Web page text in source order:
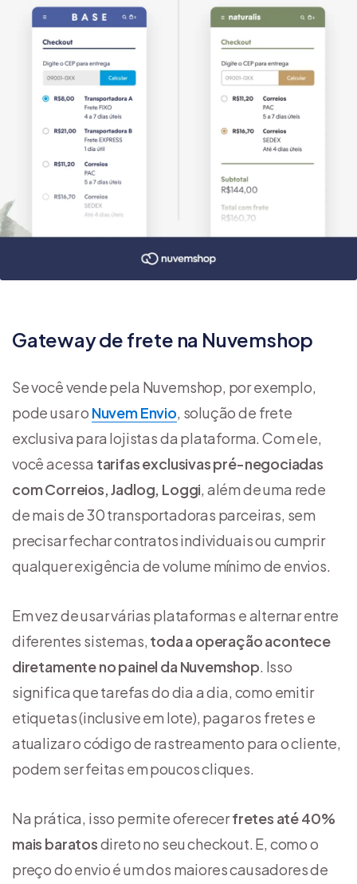
Gateway de frete na Nuvemshop
Se você vende pela Nuvemshop, por exemplo,
pode usar o Nuvem Envio, solução de frete
exclusiva para lojistas da plataforma. Com ele,
você acessa tarifas exclusivas pré-negociadas
com Correios, Jadlog, Loggi, além de uma rede
de mais de 30 transportadoras parceiras, sem
precisar fechar contratos individuais ou cumprir
qualquer exigência de volume mínimo de envios.
Em vez de usar várias plataformas e alternar entre
diferentes sistemas, toda a operação acontece
diretamente no painel da Nuvemshop. Isso
significa que tarefas do dia a dia, como emitir
etiquetas (inclusive em lote), pagar os fretes e
atualizar o código de rastreamento para o cliente,
podem ser feitas em poucos cliques.
Na prática, isso permite oferecerfretes até 40%
mais baratosdireto no seu checkout. E, como o
preço do envio é um dos maiores causadores de